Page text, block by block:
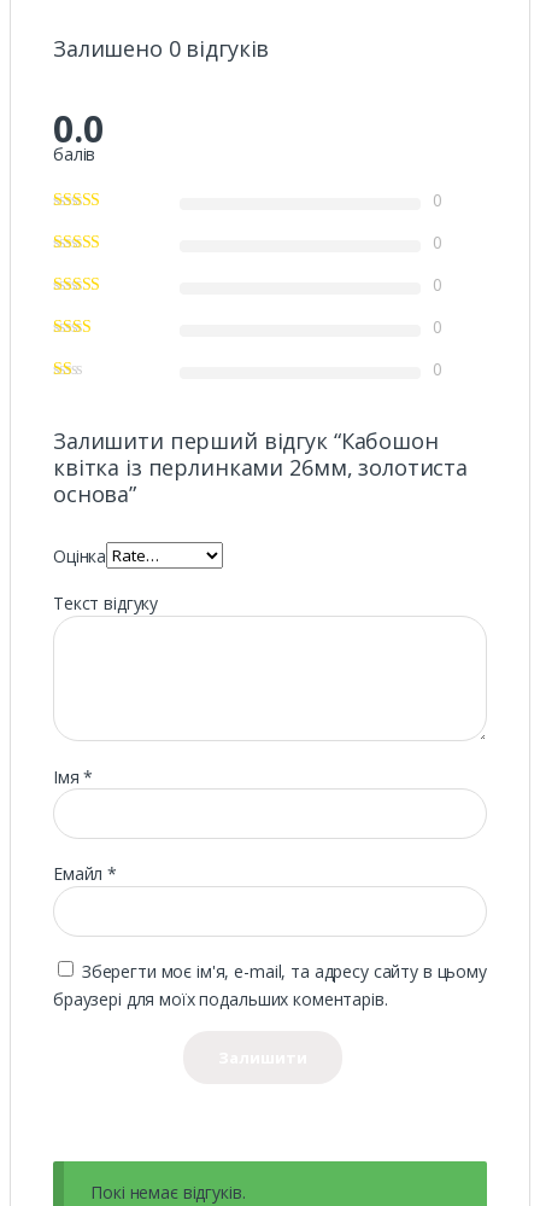
Залишено 0 відгуків
0.0
балів
0
0
0
0
0
Залишити перший відгук “Кабошон
квітка із перлинками 26мм, золотиста
основа”
Оцінка
Текст відгуку
Імя*
Eмайл*
Зберегти моє ім'я, e-mail, та адресу сайту в цьому
браузері для моїх подальших коментарів.
Покі немає відгуків.